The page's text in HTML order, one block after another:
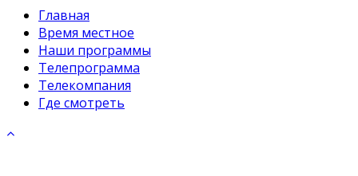
Главная
Время местное
Наши программы
Телепрограмма
Телекомпания
Где смотреть